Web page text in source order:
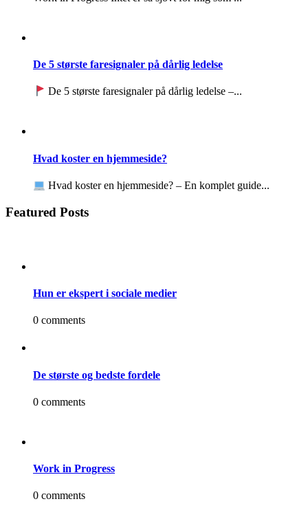
De 5 største faresignaler på dårlig ledelse
De 5 største faresignaler på dårlig ledelse –...
Hvad koster en hjemmeside?
Hvad koster en hjemmeside? – En komplet guide...
Featured Posts
Hun er ekspert i sociale medier
0 comments
De største og bedste fordele
0 comments
Work in Progress
0 comments